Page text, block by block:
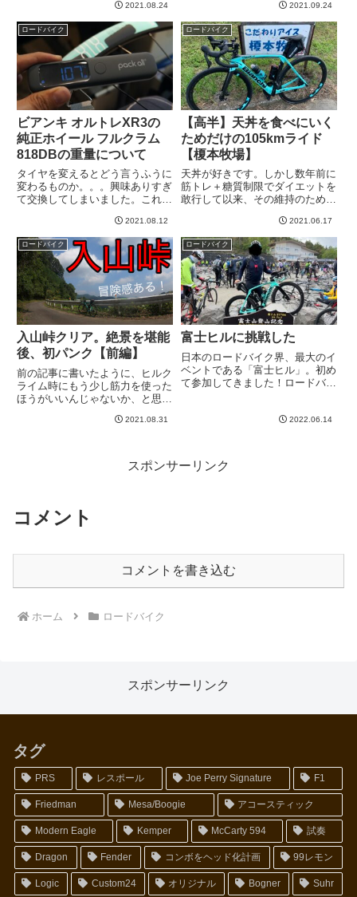
ので遠出はやめておこうと。じゃ
あ、どこに行くか、、、と考えた
のですが、尾根幹往復をしてみ
る...
2021.08.24
思ったわけです。「都民の森いけ
るんじゃない？」と。前回、ほん
とに体力の限界までいき、まさに
瀕死になった恐怖の都民の森。
登...
2021.09.24
ロードバイク
ビアンキ オルトレXR3の
純正ホイール フルクラム
818DBの重量について
タイヤを変えるとどう言うふうに
変わるものか。。。興味ありすぎ
て交換してしまいました。これが
走ってから書いてみるとして、タ
イヤ交換時にオルトレXR3の
2021年モデルの標準ホイールで
あるフルクラム818DBの重量...
2021.08.12
ロードバイク
【高半】天丼を食べにいく
ためだけの105kmライド
【榎本牧場】
天丼が好きです。しかし数年前に
筋トレ＋糖質制限でダイエットを
敢行して以来、その維持のために
てます。基本、炭水化物系は避け
てます。家でもお米はほとんど食
べてません。外食やたまに出てく
るものはまあいただく、という
く...
2021.06.17
ロードバイク
入山峠クリア。絶景を堪能
後、初パンク【前編】
前の記事に書いたように、ヒルク
ライム時にもう少し筋力を使った
ほうがいいんじゃないか、と思い
るポジション変更とペダリング指
違う感触があります。お尻や太
2021.08.31
ロードバイク
富士ヒルに挑戦した
日本のロードバイク界、最大のイ
ベントである「富士ヒル」。初め
て参加してきました！ロードバイ
まず結論を言うと、全然届かず
2022.06.14
スポンサーリンク
コメント
コメントを書き込む
ホーム ロードバイク
スポンサーリンク
タグ
PRS レスポール Joe Perry Signature F1
Friedman Mesa/Boogie アコースティック
Modern Eagle Kemper McCarty 594 試奏
Dragon Fender コンボをヘッド化計画 99レモン
Logic Custom24 オリジナル Bogner Suhr